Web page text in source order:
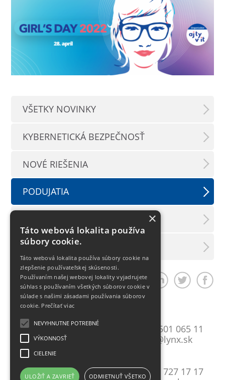
VŠETKY NOVINKY
KYBERNETICKÁ BEZPEČNOSŤ
NOVÉ RIEŠENIA
PODUJATIA
LX INFORMAČNÝ SERVIS
Zdieľať článok
Bratislava
Mlynské Nivy 10
821 09 Bratislava
+421 2 501 065 11
lynxba@lynx.sk
Košice
Gavlovičova 9
T:+421 55 727 17 17
×
Táto webová lokalita používa
súbory cookie.
Táto webová lokalita používa súbory cookie na
zlepšenie používateľskej skúsenosti.
Používaním našej webovej lokality vyjadrujete
súhlas s používaním všetkých súborov cookie v
súlade s našimi zásadami používania súborov
cookie. Prečítať viac
NEVYHNUTNE POTREBNÉ
VÝKONNOSŤ
CIELENIE
ULOŽIŤ A ZAVRIEŤ ODMIETNUŤ VŠETKO